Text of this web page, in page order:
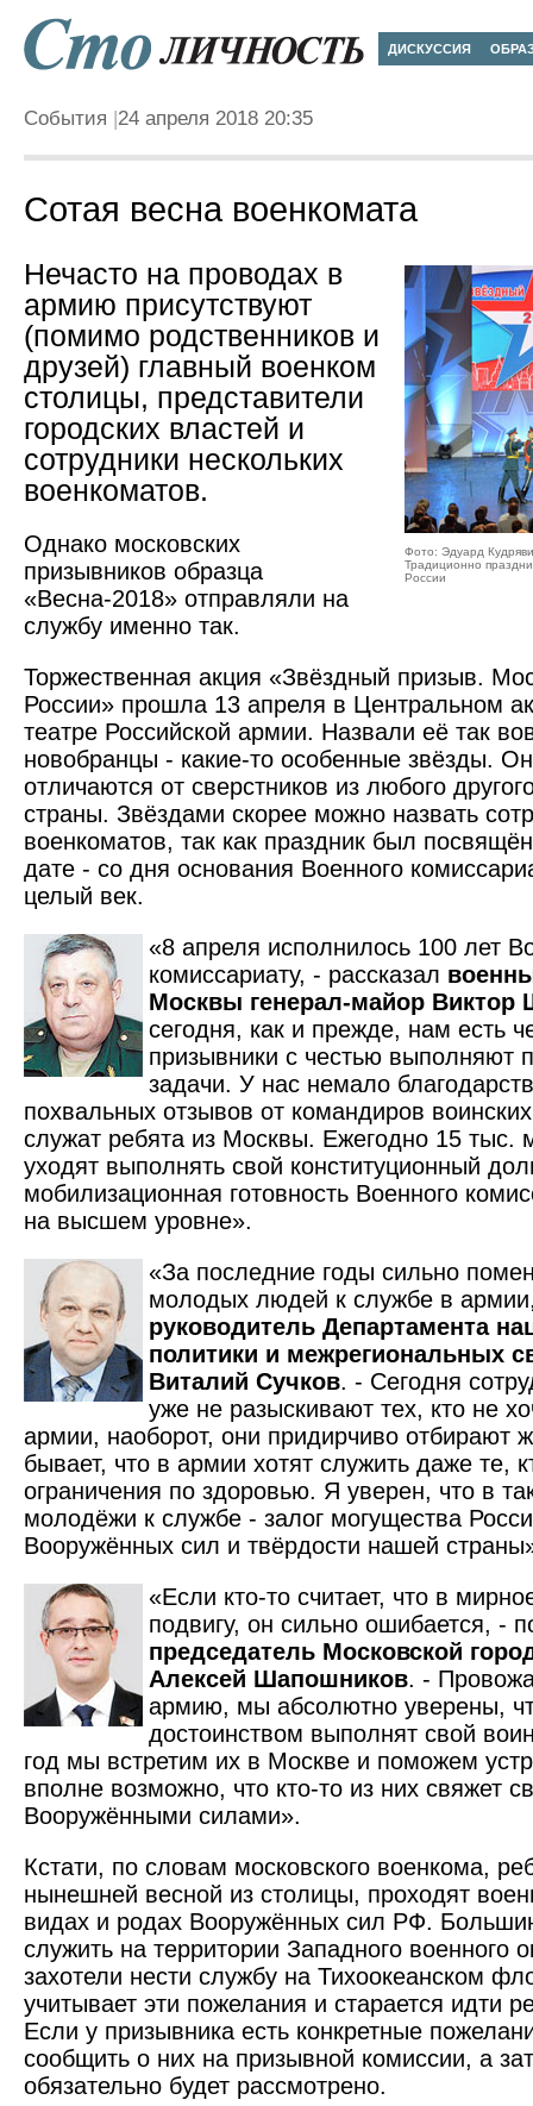
ДИСКУССИЯ
События 24 апреля 2018 20:35
Сотая весна военкомата
Фото: Эдуард
Традиционно
России
Нечасто на проводах в
армию присутствуют
(помимо родственников и
друзей) главный военком
столицы, представители
городских властей и
сотрудники нескольких
военкоматов.
Однако московских
призывников образца
«Весна-2018» отправляли на
службу именно так.
Торжественная акция «Звёздный призыв.
России» прошла 13 апреля в Центральном
театре Российской армии. Назвали её так
новобранцы - какие-то особенные звёзды.
отличаются от сверстников из любого
страны. Звёздами скорее можно назвать
военкоматов, так как праздник был
дате - со дня основания Военного
целый век.
«8 апреля исполнилось 100 лет
комиссариату, - рассказал
Москвы генерал-майор Виктор
сегодня, как и прежде, нам есть
призывники с честью выполняют
задачи. У нас немало
похвальных отзывов от командиров
служат ребята из Москвы. Ежегодно 15 тыс.
уходят выполнять свой конституционный
мобилизационная готовность Военного
на высшем уровне».
«За последние годы сильно
молодых людей к службе в
руководитель Департамента
политики и межрегиональных
Виталий Сучков. - Сегодня
уже не разыскивают тех, кто не
армии, наоборот, они придирчиво отбирают
бывает, что в армии хотят служить даже те,
ограничения по здоровью. Я уверен, что в
молодёжи к службе - залог могущества
Вооружённых сил и твёрдости нашей
«Если кто-то считает, что в
подвигу, он сильно ошибается, -
председатель Московской
Алексей Шапошников. -
армию, мы абсолютно уверены,
достоинством выполнят свой
год мы встретим их в Москве и поможем
вполне возможно, что кто-то из них свяжет
Вооружёнными силами».
Кстати, по словам московского военкома,
нынешней весной из столицы, проходят
видах и родах Вооружённых сил РФ.
служить на территории Западного военного
захотели нести службу на Тихоокеан­ском
учитывает эти пожелания и старается идти
Если у призывника есть конкретные
сообщить о них на призывной комиссии, а
обязательно будет рассмотрено.